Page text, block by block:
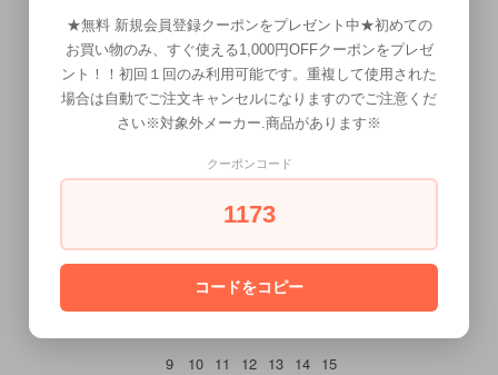
CALENDAR
2026年8月
日 月 火 水 木 金 土
9
10 11 12 13 14 15
★無料 新規会員登録クーポンをプレゼント中★初めての
お買い物のみ、すぐ使える1,000円OFFクーポンをプレゼ
ント！！初回１回のみ利用可能です。重複して使用された
場合は自動でご注文キャンセルになりますのでご注意くだ
さい※対象外メーカー.商品があります※
クーポンコード
1173
コードをコピー